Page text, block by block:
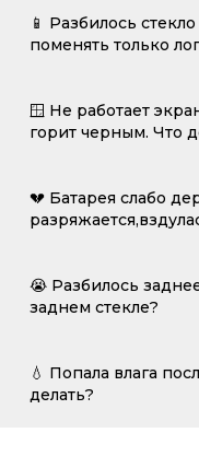
📱 Разбилось
поменять только
🪟 Не работает
горит черным. Что
💔 Батарея слабо
😭 Разбилось
заднем стекле?
💧 Попала влага
делать?